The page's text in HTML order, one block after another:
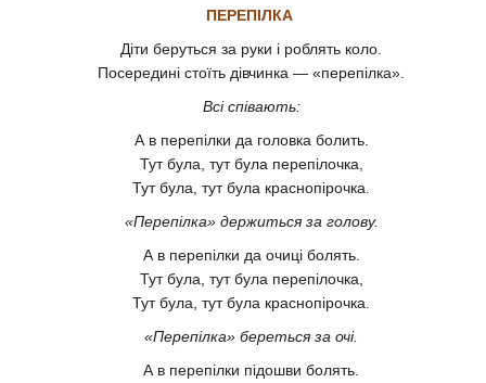
ПЕРЕПІЛКА
Діти беруться за руки і роблять коло.
Посередині стоїть дівчинка — «перепілка».
Всі співають:
А в перепілки да головка болить.
Тут була, тут була перепілочка,
Тут була, тут була краснопірочка.
«Перепілка» держиться за голову.
А в перепілки да очиці болять.
Тут була, тут була перепілочка,
Тут була, тут була краснопірочка.
«Перепілка» береться за очі.
А в перепілки підошви болять.